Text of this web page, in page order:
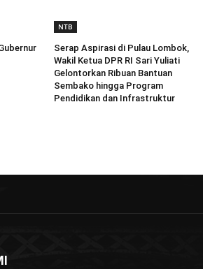
NTB
Serap Aspirasi di Pulau Lombok,
Wakil Ketua DPR RI Sari Yuliati
Gelontorkan Ribuan Bantuan
Sembako hingga Program
Pendidikan dan Infrastruktur